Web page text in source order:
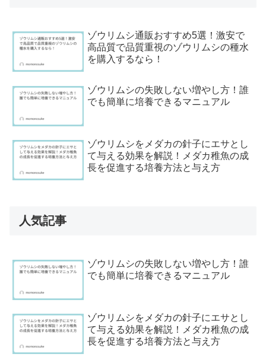
ゾウリムシ通販おすすめ5選！激安で
高品質で品質重視のゾウリムシの種水
を購入するなら！
ゾウリムシの失敗しない増やし方！誰
でも簡単に培養できるマニュアル
ゾウリムシをメダカの針子にエサとし
て与える効果を解説！メダカ稚魚の成
長を促進する培養方法と与え方
人気記事
ゾウリムシの失敗しない増やし方！誰
でも簡単に培養できるマニュアル
ゾウリムシをメダカの針子にエサとし
て与える効果を解説！メダカ稚魚の成
長を促進する培養方法と与え方